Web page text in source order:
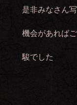
是非みなさん
機会があれば
駿でした